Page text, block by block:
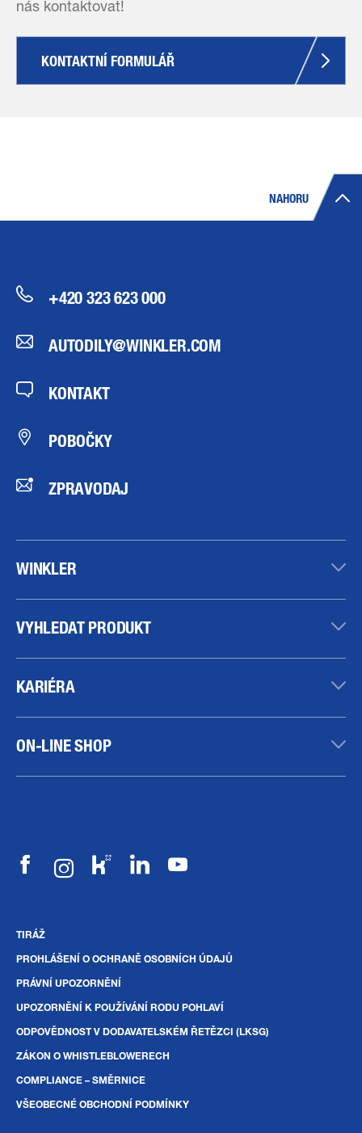
nás kontaktovat!
KONTAKTNÍ FORMULÁŘ
NAHORU
+420 323 623 000
AUTODILY@WINKLER.COM
KONTAKT
POBOČKY
ZPRAVODAJ
WINKLER
VYHLEDAT PRODUKT
KARIÉRA
ON-LINE SHOP
TIRÁŽ
PROHLÁŠENÍ O OCHRANĚ OSOBNÍCH ÚDAJŮ
PRÁVNÍ UPOZORNĚNÍ
UPOZORNĚNÍ K POUŽÍVÁNÍ RODU POHLAVÍ
ODPOVĚDNOST V DODAVATELSKÉM ŘETĚZCI (LKSG)
ZÁKON O WHISTLEBLOWERECH
COMPLIANCE – SMĚRNICE
VŠEOBECNÉ OBCHODNÍ PODMÍNKY